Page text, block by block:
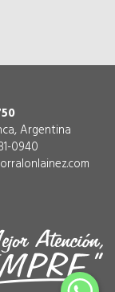
Argentina
0940